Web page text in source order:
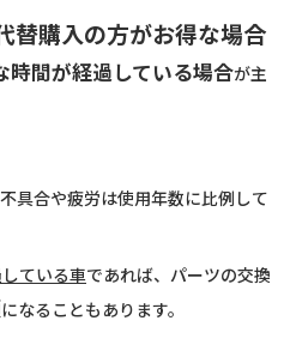
購入の方がお得な場合
時間が経過している場合が主
具合や疲労は使用年数に比例して
ている車であれば、パーツの交換
になることもあります。